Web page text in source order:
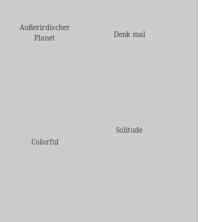
Außerirdischer
Planet
Denk mal
Colorful
Solitude